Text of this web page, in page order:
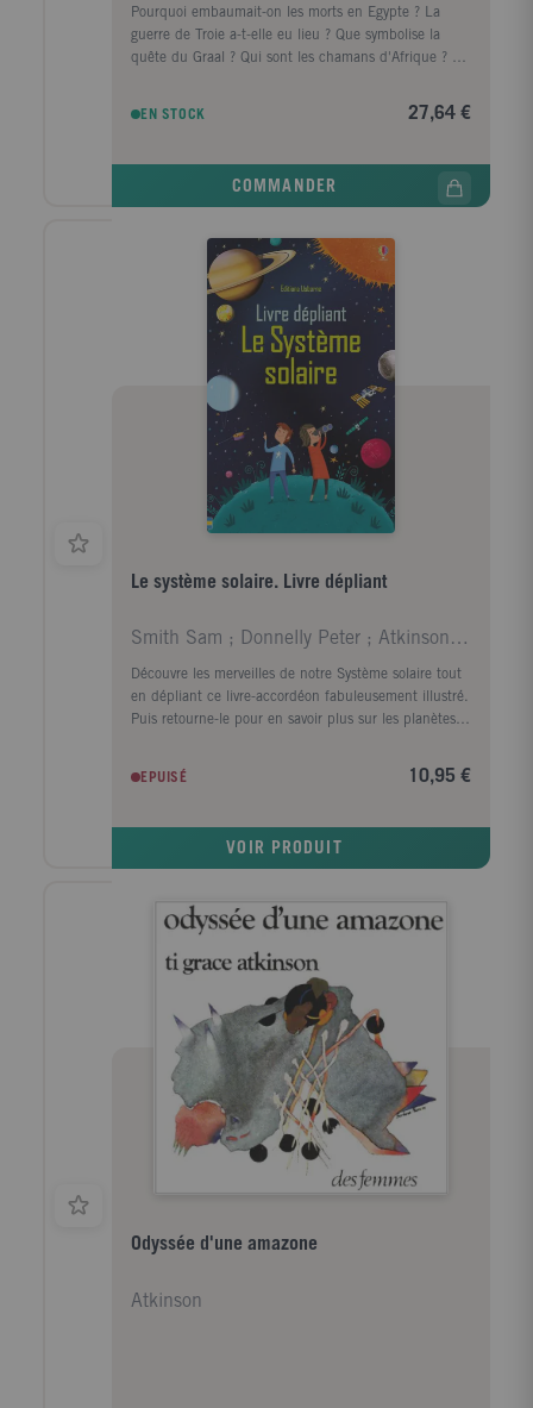
Pourquoi embaumait-on les morts en Egypte ? La
guerre de Troie a-t-elle eu lieu ? Que symbolise la
quête du Graal ? Qui sont les chamans d'Afrique ? De
Larousse illustré vous propose un voyage passionnant
à travers les légendes et les mythes du monde entier.
Aztèques ou des grandes oeuvres fondatrices telles
Popol-Vuh, les récits qui forment la trame de cet
ouvrage ont gardé tout leur pouvoir évocateur.
EN STOCK 27,64 €
COMMANDER
Le système solaire. Livre dépliant
Smith Sam ; Donnelly Peter ; Atkinson Stuart ; Dur
Découvre les merveilles de notre Système solaire tout
en dépliant ce livre-accordéon fabuleusement illustré.
Puis retourne-le pour en savoir plus sur les planètes,
EPUISÉ
10,95 €
VOIR PRODUIT
Odyssée d'une amazone
Atkinson